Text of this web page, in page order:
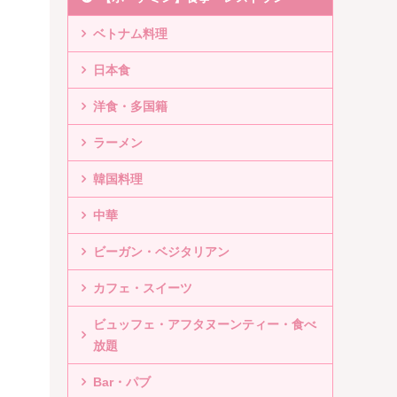
ベトナム料理
日本食
洋食・多国籍
ラーメン
韓国料理
中華
ビーガン・ベジタリアン
カフェ・スイーツ
ビュッフェ・アフタヌーンティー・食べ
放題
Bar・パブ